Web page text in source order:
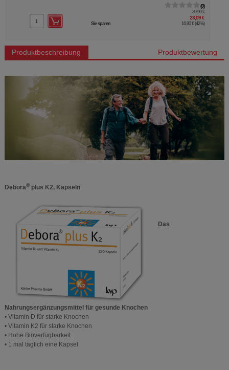
0
9,14 €
2,74 €
Sie sparen 6,40 € (70%)
…
Produktbeschreibung Produktbewertung
Debora®plus K2, Kapseln
Das
Nahrungsergänzungsmittel für gesunde Knochen
• Vitamin D für starke Knochen
• Vitamin K2 für starke Knochen
• Hohe Bioverfügbarkeit
• 1 mal täglich eine Kapsel